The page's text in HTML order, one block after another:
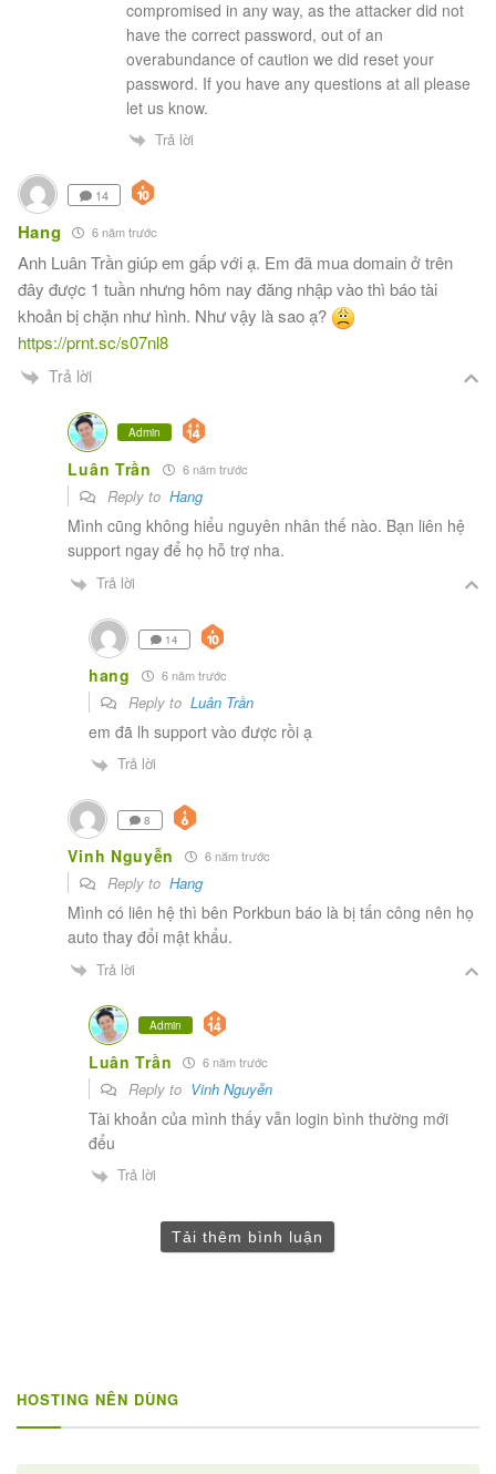
compromised in any way, as the attacker did not
have the correct password, out of an
overabundance of caution we did reset your
password. If you have any questions at all please
let us know.
Trả lời
14
Hang 6 năm trước
Anh Luân Trần giúp em gấp với ạ. Em đã mua domain ở trên
đây được 1 tuần nhưng hôm nay đăng nhập vào thì báo tài
khoản bị chặn như hình. Như vậy là sao ạ?
https://prnt.sc/s07nl8
Trả lời
Admin
Luân Trần 6 năm trước
Reply toHang
Mình cũng không hiểu nguyên nhân thế nào. Bạn liên hệ
support ngay để họ hỗ trợ nha.
Trả lời
14
hang 6 năm trước
Reply to Luân Trần
em đã lh support vào được rồi ạ
Trả lời
8
Vinh Nguyễn 6 năm trước
Reply toHang
Mình có liên hệ thì bên Porkbun báo là bị tấn công nên họ
auto thay đổi mật khẩu.
Trả lời
Admin
Luân Trần 6 năm trước
Reply to Vinh Nguyễn
Tài khoản của mình thấy vẫn login bình thường mới
đểu
Trả lời
Tải thêm bình luận
HOSTING NÊN DÙNG